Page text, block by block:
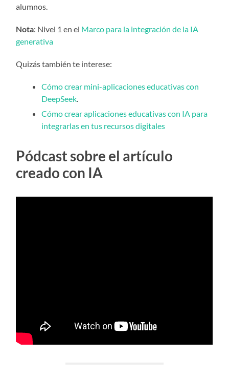
alumnos.
Nota: Nivel 1 en el Marco para la integración de la IA
generativa
Quizás también te interese:
Cómo crear mini-aplicaciones educativas con
DeepSeek.
Cómo crear aplicaciones educativas con IA para
integrarlas en tus recursos digitales
Pódcast sobre el artículo
creado con IA